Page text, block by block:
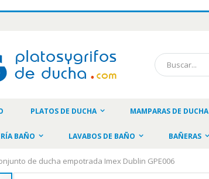
Buscar
PLATOS DE DUCHA MAMPARAS DE DUCHA
BAÑO LAVABOS DE BAÑO BAÑERAS
de ducha empotrada Imex Dublin GPE006